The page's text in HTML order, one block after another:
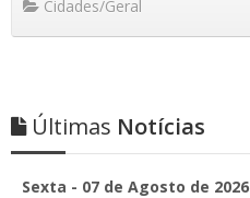
Cidades/Geral
Últimas Notícias
Sexta - 07 de Agosto de 2026